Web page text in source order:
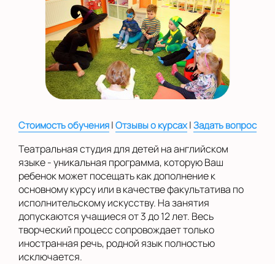
на Коломенской
в Московской
области
Показать на карте
Выбрать другой город
Стоимость обучения|Отзывы о курсах|Задать вопрос
Театральная студия для детей на английском
языке - уникальная программа, которую Ваш
ребенок может посещать как дополнение к
основному курсу или в качестве факультатива по
исполнительскому искусству. На занятия
допускаются учащиеся от 3 до 12 лет. Весь
творческий процесс сопровождает только
иностранная речь, родной язык полностью
исключается.